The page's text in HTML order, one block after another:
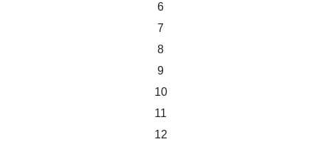
6
7
8
9
10
11
12